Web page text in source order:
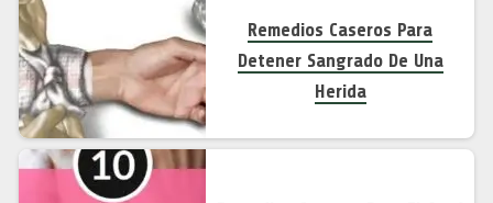
Remedios Caseros Para
Detener Sangrado De Una
Herida